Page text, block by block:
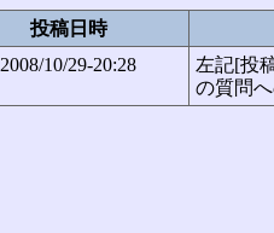
投稿日時
2008/10/29-20:28
左記[投
の質問